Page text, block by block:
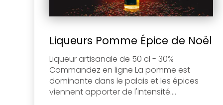
Liqueurs Pomme Épice de Noël
Liqueur artisanale de 50 cl - 30%
Commandez en ligne La pomme est
dominante dans le palais et les épices
viennent apporter de l'intensité....